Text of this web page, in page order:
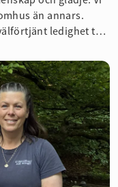
än annars.
ledighet tar
tänka till och